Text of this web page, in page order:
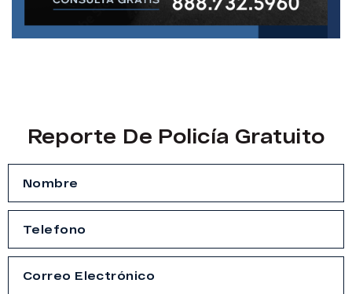
Reporte De Policía Gratuito